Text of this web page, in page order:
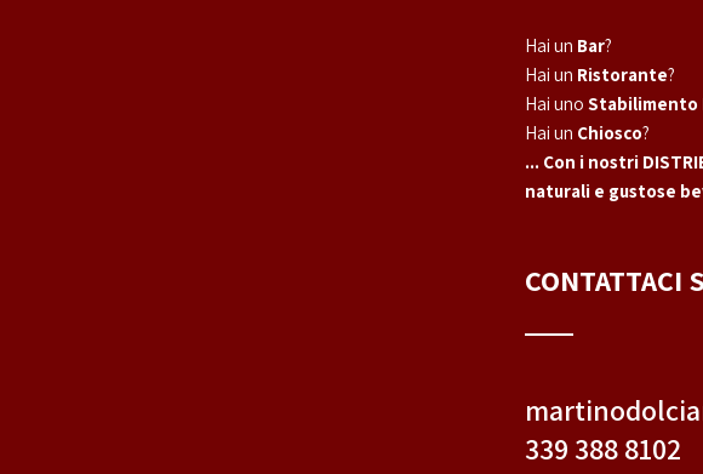
Hai un Bar?
Hai un Ristorante?
Hai uno Stabilimento
Hai un Chiosco?
... Con i nostri
naturali e gustose
CONTATTACI
339 388 8102